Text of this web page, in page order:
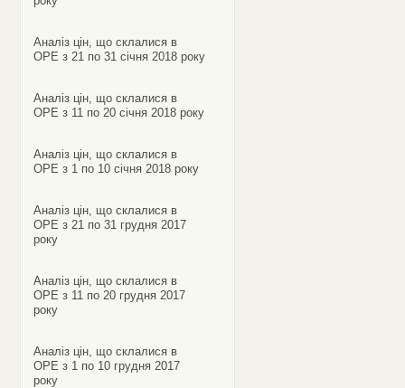
Аналіз цін, що склалися в
ОРЕ з 21 по 31 січня 2018 року
Аналіз цін, що склалися в
ОРЕ з 11 по 20 січня 2018 року
Аналіз цін, що склалися в
ОРЕ з 1 по 10 січня 2018 року
Аналіз цін, що склалися в
ОРЕ з 21 по 31 грудня 2017
року
Аналіз цін, що склалися в
ОРЕ з 11 по 20 грудня 2017
року
Аналіз цін, що склалися в
ОРЕ з 1 по 10 грудня 2017
року